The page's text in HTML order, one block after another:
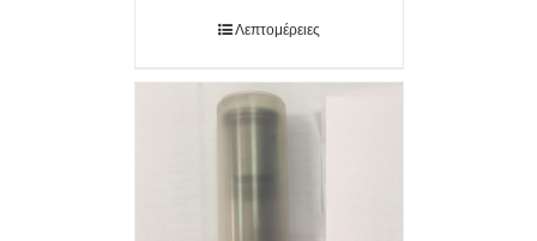
Λεπτομέρειες